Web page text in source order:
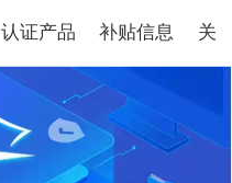
认证产品 补贴信息 关